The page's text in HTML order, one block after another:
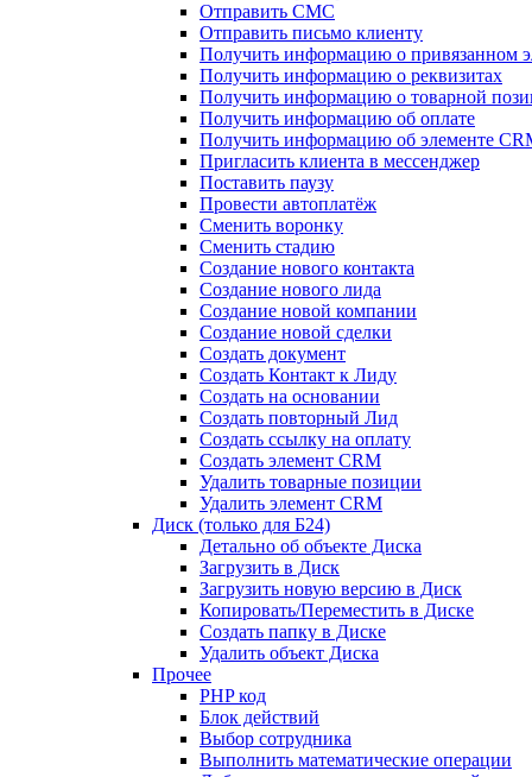
Отправить СМС
Отправить письмо клиенту
Получить информацию о привязанном
Получить информацию о реквизитах
Получить информацию о товарной
Получить информацию об оплате
Получить информацию об элементе
Пригласить клиента в мессенджер
Поставить паузу
Провести автоплатёж
Сменить воронку
Сменить стадию
Создание нового контакта
Создание нового лида
Создание новой компании
Создание новой сделки
Создать документ
Создать Контакт к Лиду
Создать на основании
Создать повторный Лид
Создать ссылку на оплату
Создать элемент CRM
Удалить товарные позиции
Удалить элемент CRM
Диск (только для Б24)
Детально об объекте Диска
Загрузить в Диск
Загрузить новую версию в Диск
Копировать/Переместить в Диске
Создать папку в Диске
Удалить объект Диска
Прочее
PHP код
Блок действий
Выбор сотрудника
Выполнить математические операции